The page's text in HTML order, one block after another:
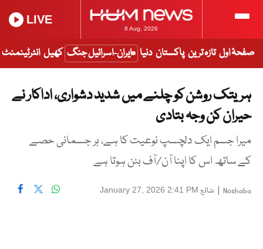
8 Aug, 2026
LIVE
صفحۂ اول تازہ ترین پاکستان دنیا ایران-اسرائیل جنگ کھیل انٹرٹینمنٹ
ہریتک روشن کو چلنے میں شدید دشواری، اداکار نے
حیران کن وجہ بتادی
میرا جسم ایک دلچسپ نوعیت کا ہے، ہر جسمانی حصے
کے ساتھ اس کا اپنا آن/آف بٹن ہوتا ہے
Noshaba
| شائع January 27, 2026 2:41 PM